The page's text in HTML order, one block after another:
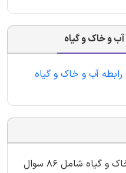
آب و خاک و گیاه
رابطه آب و خاک و گیاه
شامل 86 سوال